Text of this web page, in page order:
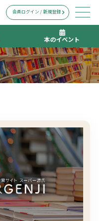
本のイベント
会員ログイン / 新規登録